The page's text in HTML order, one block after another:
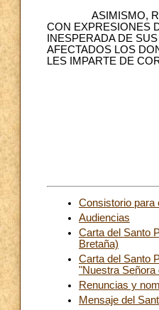
ASIMISMO,
CON EXPRESIONES
INESPERADA DE
AFECTADOS LOS
LES IMPARTE DE
Consistorio para
Audiencias
Carta del Santo
Bretaña)
Carta del Santo
"Nuestra
Renuncias y
Mensaje del